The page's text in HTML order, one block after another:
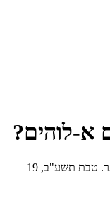
א-לוהים?
שיחה בין הרב אורי שרקי לבין פרופ' קרלו שטרנגר. טבת תשע"ב, 19